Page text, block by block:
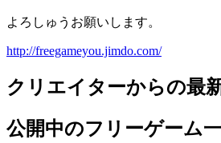
よろしゅうお願いします。
http://freegameyou.jimdo.com/
クリエイターからの最
公開中のフリーゲーム